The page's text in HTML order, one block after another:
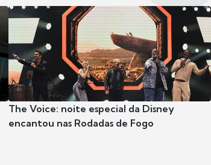
The Voice: noite especial da Disney
encantou nas Rodadas de Fogo